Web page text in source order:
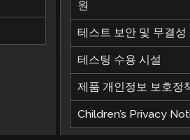
원
테스트 보안 및 무결성
테스팅 수용 시설
제품 개인정보 보호정
Children’s Privacy